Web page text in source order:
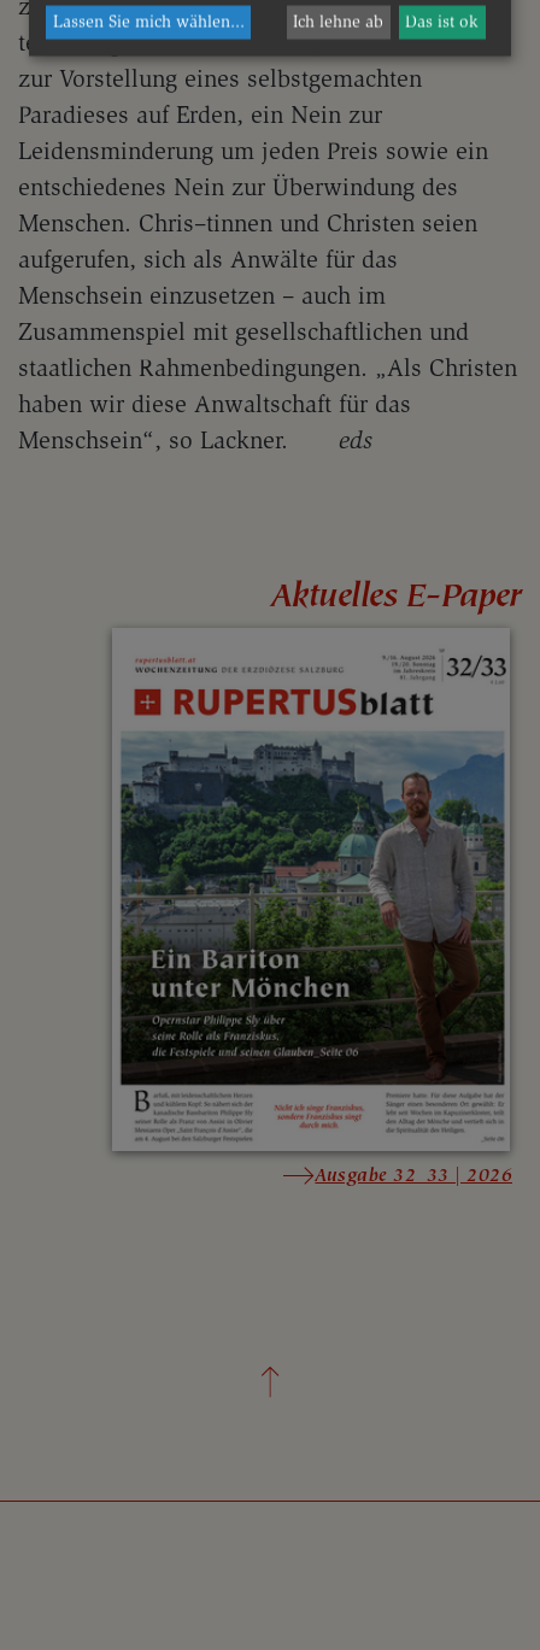
zur Linderung von Leid und zum
technologischen Fortschritt, jedoch ein Nein
zur Vorstellung eines selbstgemachten
Paradieses auf Erden, ein Nein zur
Leidensminderung um jeden Preis sowie ein
entschiedenes Nein zur Überwindung des
Menschen. Chris–tinnen und Christen seien
aufgerufen, sich als Anwälte für das
Menschsein einzusetzen – auch im
Zusammenspiel mit gesellschaftlichen und
staatlichen Rahmenbedingungen. „Als Christen
haben wir diese Anwaltschaft für das
Menschsein“, so Lackner. eds
Aktuelles E-Paper
Ausgabe 32_33 | 2026
Lassen Sie mich wählen... Ich lehne ab Das ist ok